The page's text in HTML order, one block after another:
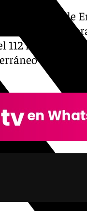
a la Agencia de
las 05.00
112 la
ubicado